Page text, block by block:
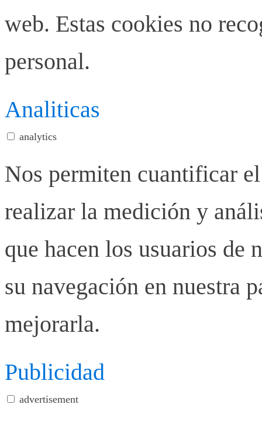
web. Estas cookies no
personal.
Analiticas
analytics
Nos permiten cuantificar
realizar la medición y
que hacen los usuarios de
su navegación en nuestra
mejorarla.
Publicidad
advertisement